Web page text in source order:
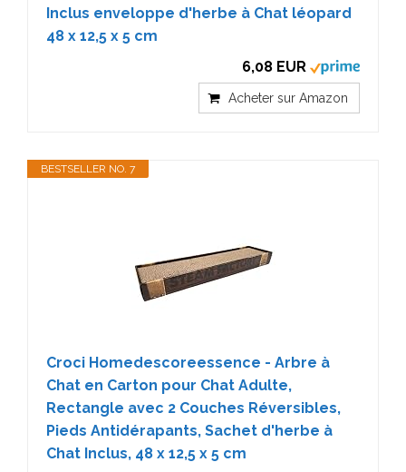
Inclus enveloppe d'herbe à Chat léopard
48 x 12,5 x 5 cm
6,08 EUR
Acheter sur Amazon
BESTSELLER NO. 7
Croci Homedescoreessence - Arbre à
Chat en Carton pour Chat Adulte,
Rectangle avec 2 Couches Réversibles,
Pieds Antidérapants, Sachet d'herbe à
Chat Inclus, 48 x 12,5 x 5 cm